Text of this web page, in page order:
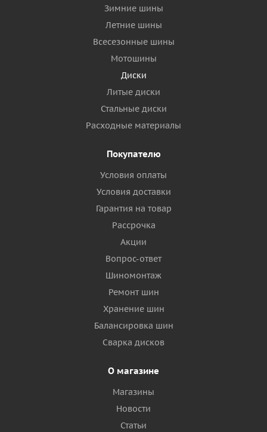
Зимние шины
Летние шины
Всесезонные шины
Мотошины
Диски
Литые диски
Стальные диски
Расходные материалы
Покупателю
Условия оплаты
Условия доставки
Гарантия на товар
Рассрочка
Акции
Вопрос-ответ
Шиномонтаж
Ремонт шин
Хранение шин
Балансировка шин
Сварка дисков
О магазине
Магазины
Новости
Статьи